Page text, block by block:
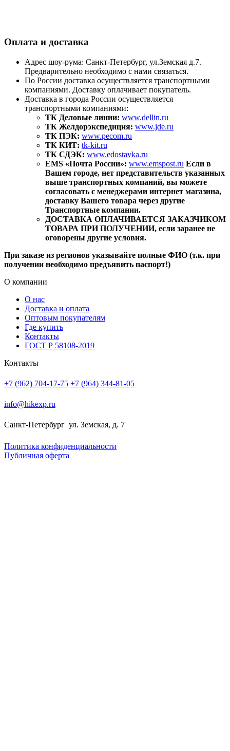
Оплата и доставка
Адрес шоу-рума: Санкт-Петербург, ул.Земская д.7.
Предварительно необходимо с нами связаться.
По России доставка осуществляется транспортными
компаниями. Доставку оплачивает покупатель.
Доставка в города России осуществляется
транспортными компаниями:
ТК Деловые линии: www.dellin.ru
ТК Желдорэкспедиция: www.jde.ru
ТК ПЭК: www.pecom.ru
ТК КИТ: tk-kit.ru
ТК СДЭК: www.edostavka.ru
EMS «Почта России»: www.emspost.ru Если в
Вашем городе, нет представительств указанных
выше транспортных компаний, вы можете
согласовать с менеджерами интернет магазина,
доставку Вашего товара через другие
Транспортные компании.
ДОСТАВКА ОПЛАЧИВАЕТСЯ ЗАКАЗЧИКОМ
ТОВАРА ПРИ ПОЛУЧЕНИИ, если заранее не
оговорены другие условия.
При заказе из регионов указывайте полные ФИО (т.к. при
получении необходимо предъявить паспорт!)
О компании
О нас
Доставка и оплата
Оптовым покупателям
Где купить
Контакты
ГОСТ Р 58108-2019
Контакты
+7 (962) 704-17-75 +7 (964) 344-81-05
info@hikexp.ru
Санкт-Петербург ул. Земская, д. 7
Политика конфиденциальности
Публичная оферта